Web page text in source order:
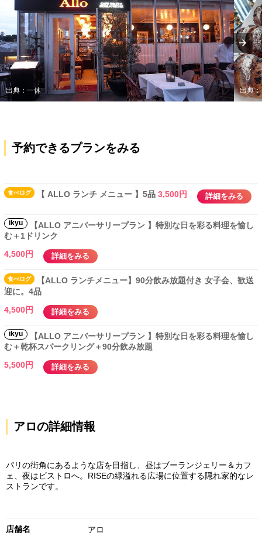
出典：一休 出典
予約できるプランをみる
食べログ 【 ALLO ランチ メニュー 】5品 3,500円 詳細をみる
ikyu
【ALLO アニバーサリープラン 】特別な日を彩る料理を愉し
む＋1ドリンク
4,500円
詳細をみる
食べログ
【ALLO ランチメニュー】90分飲み放題付き 女子会、歓送
迎に。4品
4,500円
詳細をみる
ikyu
【ALLO アニバーサリープラン 】特別な日を彩る料理を愉し
む＋乾杯スパークリング＋90分飲み放題
5,500円
詳細をみる
アロの詳細情報
パリの街角にあるような店を目指し、昼はブーランジェリー＆カフ
ェ、夜はビストロへ。RISEの緑溢れる広場に位置する隠れ家的なレ
ストランです。
店舗名 アロ